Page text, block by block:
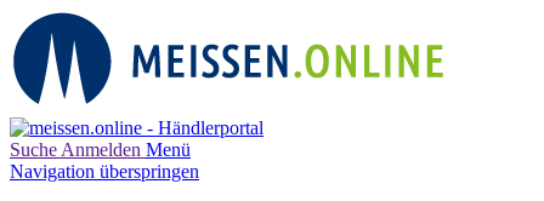
Suche Anmelden Menü
Navigation überspringen